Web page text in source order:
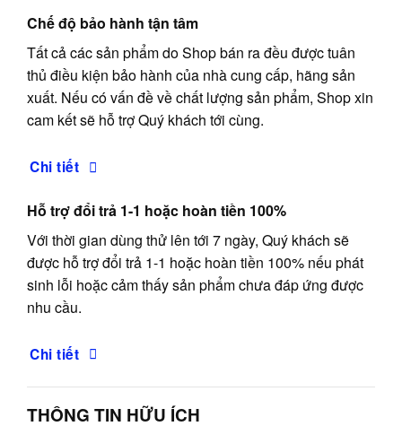
Chế độ bảo hành tận tâm
Tất cả các sản phẩm do Shop bán ra đều được tuân
thủ điều kiện bảo hành của nhà cung cấp, hãng sản
xuất. Nếu có vấn đề về chất lượng sản phẩm, Shop xin
cam kết sẽ hỗ trợ Quý khách tới cùng.
Chi tiết
Hỗ trợ đổi trả 1-1 hoặc hoàn tiền 100%
Với thời gian dùng thử lên tới 7 ngày, Quý khách sẽ
được hỗ trợ đổi trả 1-1 hoặc hoàn tiền 100% nếu phát
sinh lỗi hoặc cảm thấy sản phẩm chưa đáp ứng được
nhu cầu.
Chi tiết
THÔNG TIN HỮU ÍCH